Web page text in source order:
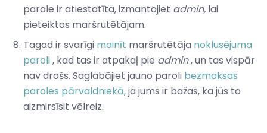
parole ir atiestatīta, izmantojiet admin, lai
pieteiktos maršrutētājam.
Tagad ir svarīgi mainīt maršrutētāja noklusējuma
paroli, kad tas ir atpakaļ pie admin, un tas vispār
nav drošs. Saglabājiet jauno paroli bezmaksas
paroles pārvaldniekā,ja jums ir bažas, ka jūs to
aizmirsīsit vēlreiz.